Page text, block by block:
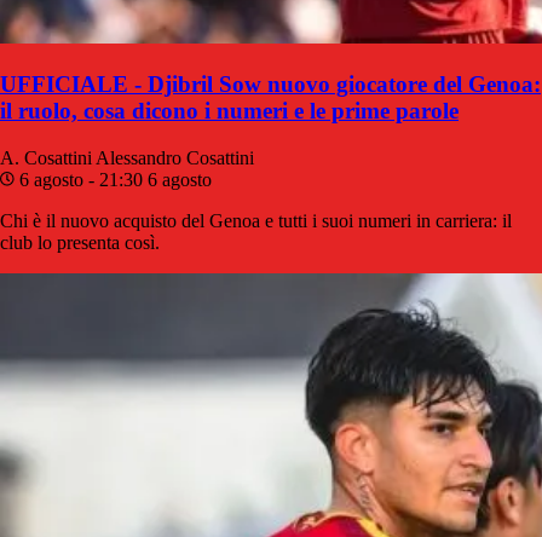
UFFICIALE - Djibril Sow nuovo giocatore del Genoa:
il ruolo, cosa dicono i numeri e le prime parole
A. Cosattini Alessandro Cosattini
6 agosto - 21:30 6 agosto
Chi è il nuovo acquisto del Genoa e tutti i suoi numeri in carriera: il
club lo presenta così.